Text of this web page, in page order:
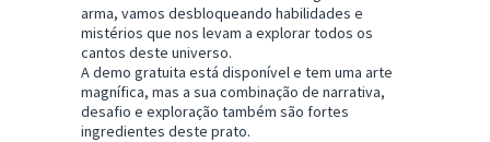
arma, vamos desbloqueando habilidades e
mistérios que nos levam a explorar todos os
cantos deste universo.
A demo gratuita está disponível e tem uma arte
magnífica, mas a sua combinação de narrativa,
desafio e exploração também são fortes
ingredientes deste prato.